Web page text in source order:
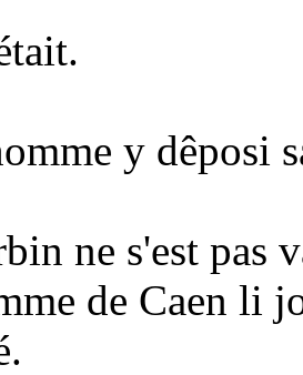
y dêposi
ne s'est pas
de Caen li